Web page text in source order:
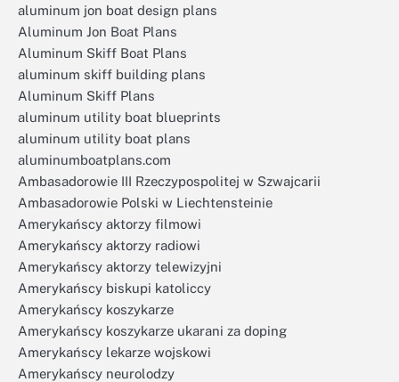
aluminum jon boat design plans
Aluminum Jon Boat Plans
Aluminum Skiff Boat Plans
aluminum skiff building plans
Aluminum Skiff Plans
aluminum utility boat blueprints
aluminum utility boat plans
aluminumboatplans.com
Ambasadorowie III Rzeczypospolitej w Szwajcarii
Ambasadorowie Polski w Liechtensteinie
Amerykańscy aktorzy filmowi
Amerykańscy aktorzy radiowi
Amerykańscy aktorzy telewizyjni
Amerykańscy biskupi katoliccy
Amerykańscy koszykarze
Amerykańscy koszykarze ukarani za doping
Amerykańscy lekarze wojskowi
Amerykańscy neurolodzy